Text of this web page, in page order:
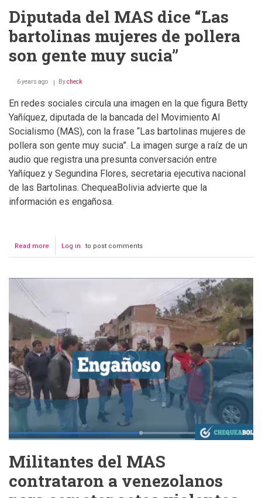
Diputada del MAS dice “Las
bartolinas mujeres de pollera
son gente muy sucia”
6 years ago Bycheck
En redes sociales circula una imagen en la que figura Betty
Yañíquez, diputada de la bancada del Movimiento Al
Socialismo (MAS), con la frase “Las bartolinas mujeres de
pollera son gente muy sucia”. La imagen surge a raíz de un
audio que registra una presunta conversación entre
Yañíquez y Segundina Flores, secretaria ejecutiva nacional
de las Bartolinas. ChequeaBolivia advierte que la
información es engañosa.
Read more about
Diputada
mujeres
pollera
son
gente
muy
Log in to post comments
Militantes del MAS
contrataron a venezolanos